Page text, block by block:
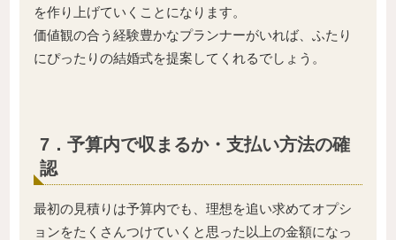
を作り上げていくことになります。
価値観の合う経験豊かなプランナーがいれば、ふたり
にぴったりの結婚式を提案してくれるでしょう。
7．予算内で収まるか・支払い方法の確
認
最初の見積りは予算内でも、理想を追い求めてオプシ
ョンをたくさんつけていくと思った以上の金額になっ